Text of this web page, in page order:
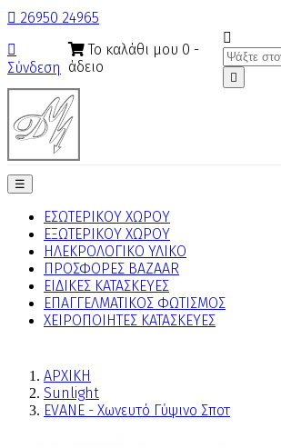
 26950 24965

Σύνδεση
Το καλάθι μου 0 -
άδειο


Toggle
navigation
☰
ΕΣΩΤΕΡΙΚΟΥ ΧΩΡΟΥ
ΕΞΩΤΕΡΙΚΟΥ ΧΩΡΟΥ
ΗΛΕΚΡΟΛΟΓΙΚΟ ΥΛΙΚΟ
ΠΡΟΣΦΟΡΕΣ BAZAAR
ΕΙΔΙΚΕΣ ΚΑΤΑΣΚΕΥΕΣ
ΕΠΑΓΓΕΛΜΑΤΙΚΟΣ ΦΩΤΙΣΜΟΣ
ΧΕΙΡΟΠΟΙΗΤΕΣ ΚΑΤΑΣΚΕΥΕΣ
ΑΡΧΙΚΗ
Sunlight
EVANE - Χωνευτό Γύψινο Σποτ